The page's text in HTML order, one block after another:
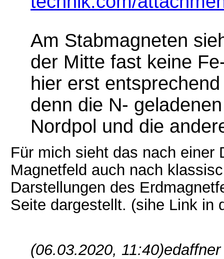
Am Stabmagneten
der Mitte fast keine
hier erst
denn die N-
Nordpol und die
Für mich sieht das nach einer
Magnetfeld auch nach
Darstellungen des
Seite dargestellt. (sihe Link in
(06.03.2020, 11:40)